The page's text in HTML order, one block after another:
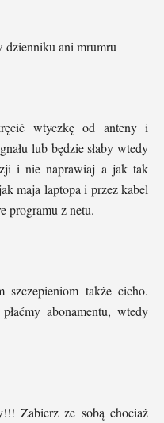
dzienniku ani mrumru
wtyczkę od anteny i
lub będzie słaby wtedy
i nie naprawiaj a jak tak
maja laptopa i przez kabel
programu z netu.
szczepieniom także cicho.
abonamentu, wtedy
Zabierz ze sobą chociaż